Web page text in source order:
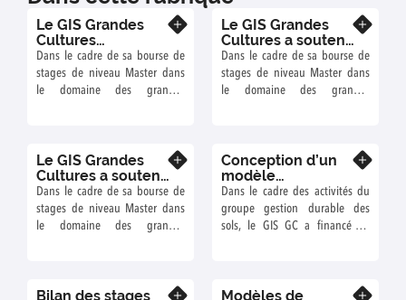
Le GIS Grandes
Cultures
soutiendra deux
stages de Master
en 2026
Dans le cadre de sa bourse de
stages de niveau Master dans
le domaine des grandes
Le GIS Grandes
Cultures a soutenu
trois stages de
Master en 2025
Dans le cadre de sa bourse de
stages de niveau Master dans
le domaine des grandes
Le GIS Grandes
Cultures a soutenu
quatre stages de
Master en 2024
Dans le cadre de sa bourse de
stages de niveau Master dans
le domaine des grandes
Conception d’un
modèle
d’évaluation
multicritère des
effets du travail du
Dans le cadre des activités du
groupe gestion durable des
sols, le GIS GC a financé en
effets du travail du sol".
Bilan des stages
Modèles de